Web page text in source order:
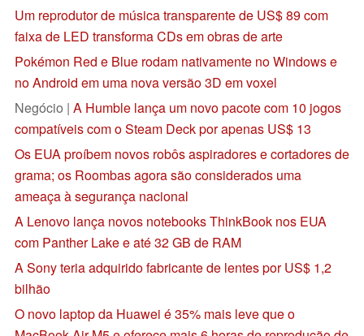
Um reprodutor de música transparente de US$ 89 com
faixa de LED transforma CDs em obras de arte
Pokémon Red e Blue rodam nativamente no Windows e
no Android em uma nova versão 3D em voxel
Negócio | A Humble lança um novo pacote com 10 jogos
compatíveis com o Steam Deck por apenas US$ 13
Os EUA proíbem novos robôs aspiradores e cortadores de
grama; os Roombas agora são considerados uma
ameaça à segurança nacional
A Lenovo lança novos notebooks ThinkBook nos EUA
com Panther Lake e até 32 GB de RAM
A Sony teria adquirido fabricante de lentes por US$ 1,2
bilhão
O novo laptop da Huawei é 35% mais leve que o